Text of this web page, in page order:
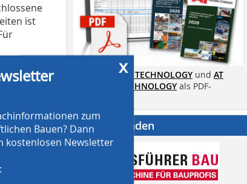
ist
mit
uns
x
zum
Bauen? Dann
kostenlosen Newsletter
AT SCREENING TECHNOLOGY und AT
CRUSHING TECHNOLOGY als PDF-
Anbieter finden